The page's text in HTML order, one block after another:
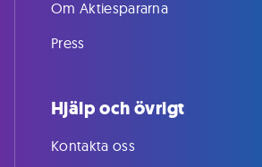
Om Aktiespararna
Press
Hjälp och övrigt
Kontakta oss